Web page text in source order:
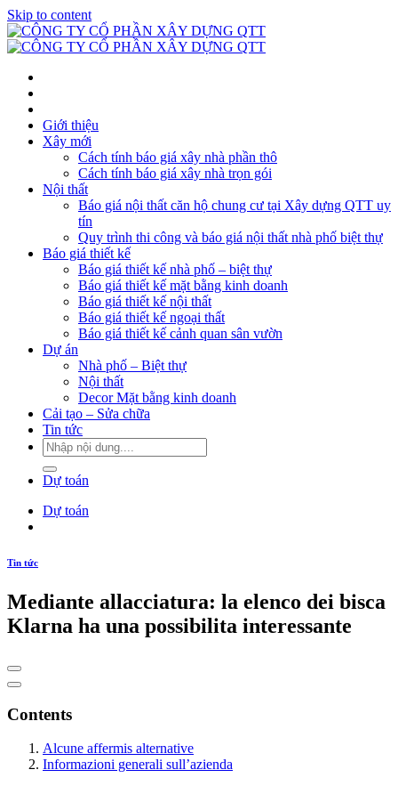
Skip to content
Giới thiệu
Xây mới
Cách tính báo giá xây nhà phần thô
Cách tính báo giá xây nhà trọn gói
Nội thất
Báo giá nội thất căn hộ chung cư tại Xây dựng QTT uy
tín
Quy trình thi công và báo giá nội thất nhà phố biệt thự
Báo giá thiết kế
Báo giá thiết kế nhà phố – biệt thự
Báo giá thiết kế mặt bằng kinh doanh
Báo giá thiết kế nội thất
Báo giá thiết kế ngoại thất
Báo giá thiết kế cảnh quan sân vườn
Dự án
Nhà phố – Biệt thự
Nội thất
Decor Mặt bằng kinh doanh
Cải tạo – Sửa chữa
Tin tức
Dự toán
Dự toán
Tin tức
Mediante allacciatura: la elenco dei bisca
Klarna ha una possibilita interessante
Contents
Alcune affermis alternative
Informazioni generali sull’azienda